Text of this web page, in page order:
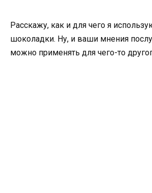
Расскажу, как и для чего я
шоколадки. Ну, и ваши мнения
можно применять для чего-то